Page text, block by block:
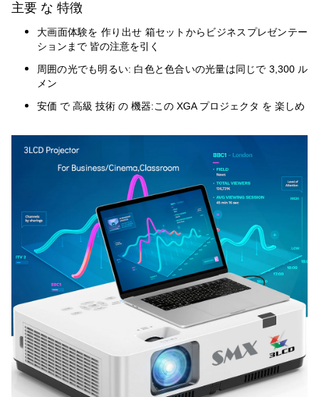
主要 な 特徴
大画面体験を 作り出せ 箱セットからビジネスプレゼンテー
ションまで 皆の注意を引く
周囲の光でも明るい: 白色と色合いの光量は同じで 3,300 ル
メン
安価 で 高級 技術 の 機器:この XGA プロジェクタ を 楽しめ